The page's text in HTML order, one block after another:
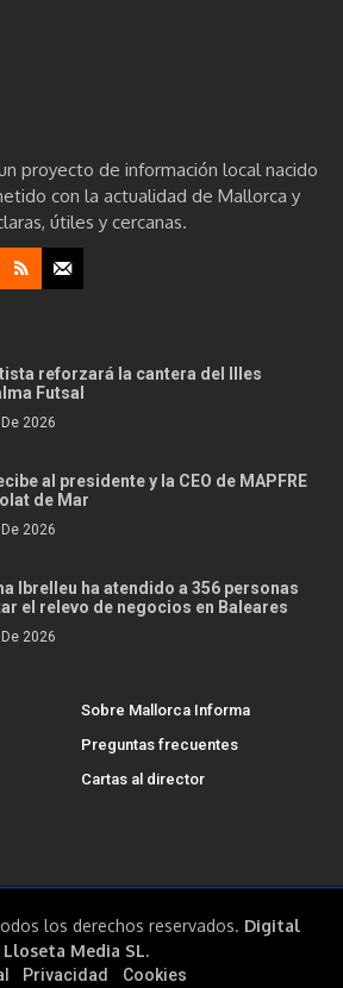
proyecto de información local nacido
con la actualidad de Mallorca y
útiles y cercanas.
reforzará la cantera del Illes
Futsal
2026
al presidente y la CEO de MAPFRE
de Mar
2026
Ibrelleu ha atendido a 356 personas
el relevo de negocios en Baleares
2026
Sobre Mallorca Informa
Preguntas frecuentes
Cartas al director
los derechos reservados. Digital
Lloseta Media SL.
Privacidad Cookies